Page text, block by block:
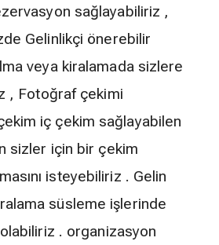
sağlayabiliriz ,
Gelinlikçi önerebilir
veya kiralamada sizlere
, Fotoğraf çekimi
iç çekim sağlayabilen
sizler için bir çekim
isteyebiliriz . Gelin
süsleme işlerinde
. organizasyon